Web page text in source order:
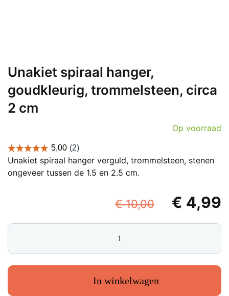
Unakiet spiraal hanger,
goudkleurig, trommelsteen, circa
2 cm
Op voorraad
Unakiet spiraal hanger verguld, trommelsteen, stenen
ongeveer tussen de 1.5 en 2.5 cm.
€10,00
€ 10,00.
€ 4,99
Unakiet
hanger,
goudkleurig,
circa
In winkelwagen